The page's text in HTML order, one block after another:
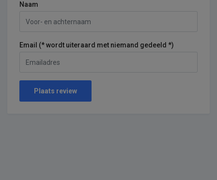
Naam
Email (* wordt uiteraard met niemand gedeeld *)
Plaats review